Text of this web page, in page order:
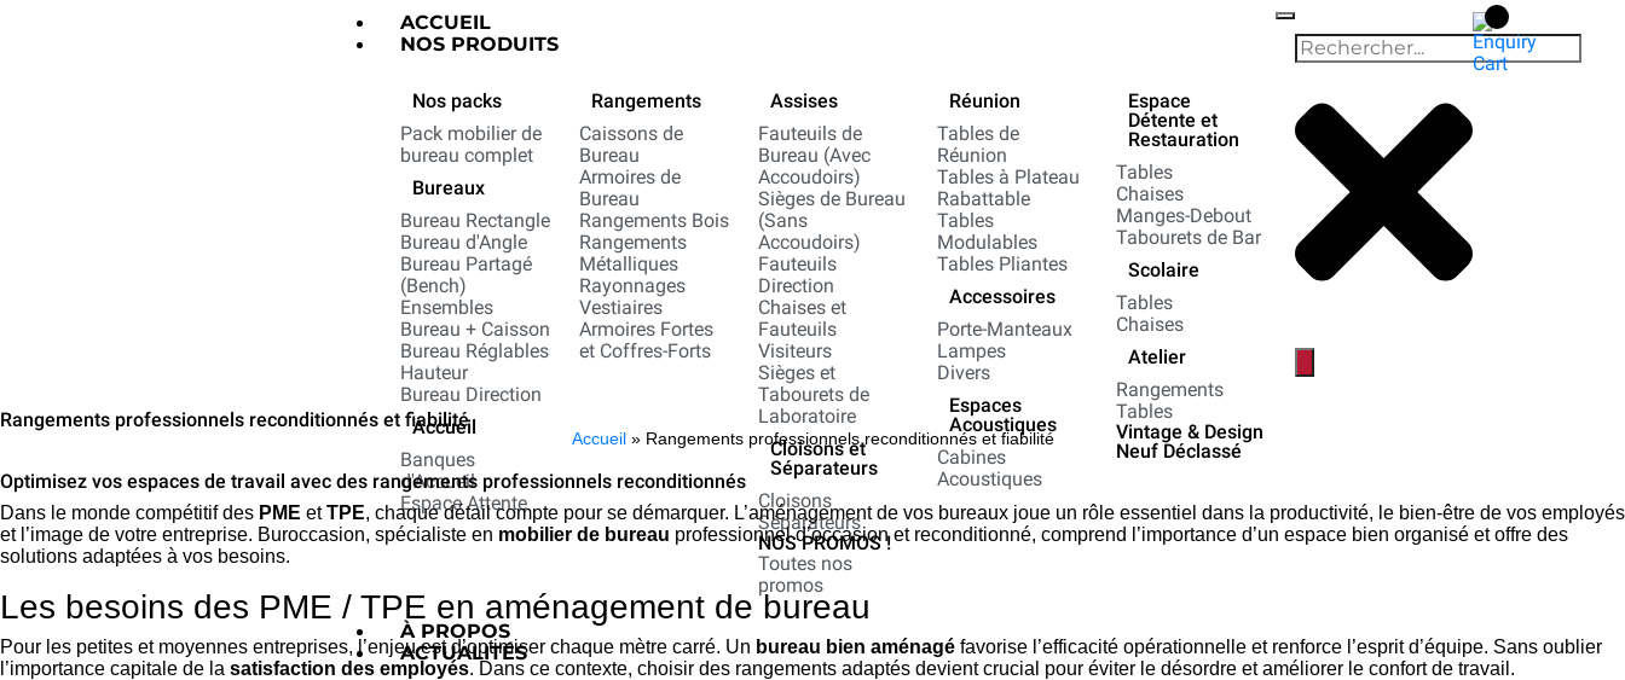
ACCUEIL
NOS PRODUITS
Nos packs
Pack mobilier de
bureau complet
Bureaux
Bureau Rectangle
Bureau d'Angle
Bureau Partagé
(Bench)
Ensembles
Bureau + Caisson
Bureau Réglables
Hauteur
Bureau Direction
Accueil
Banques
d'Accueil
Espace Attente
Rangements
Caissons de
Bureau
Armoires de
Bureau
Rangements Bois
Rangements
Métalliques
Rayonnages
Vestiaires
Armoires Fortes
et Coffres-Forts
Assises
Fauteuils de
Bureau (Avec
Accoudoirs)
Sièges de Bureau
(Sans
Accoudoirs)
Fauteuils
Direction
Chaises et
Fauteuils
Visiteurs
Sièges et
Tabourets de
Laboratoire
Cloisons et
Séparateurs
Cloisons
Séparateurs
NOS PROMOS !
Toutes nos
promos
Réunion
Tables de
Réunion
Tables à Plateau
Rabattable
Tables
Modulables
Tables Pliantes
Accessoires
Porte-Manteaux
Lampes
Divers
Espaces
Acoustiques
Cabines
Acoustiques
Espace
Détente et
Restauration
Tables
Chaises
Manges-Debout
Tabourets de Bar
Scolaire
Tables
Chaises
Atelier
Rangements
Tables
Vintage & Design
Neuf Déclassé
À PROPOS
ACTUALITÉS
Rangements professionnels reconditionnés et fiabilité
Accueil » Rangements professionnels reconditionnés et fiabilité
Optimisez vos espaces de travail avec des rangements professionnels reconditionnés
Dans le monde compétitif des PME etTPE, chaque détail compte pour se démarquer. L’aménagement de vos bureaux joue un rôle essentiel dans la productivité, le bien-être de vos employés
et l’image de votre entreprise. Buroccasion, spécialiste en mobilier de bureau professionnel d’occasion et reconditionné, comprend l’importance d’un espace bien organisé et offre des
solutions adaptées à vos besoins.
Les besoins des PME / TPE en aménagement de bureau
Pour les petites et moyennes entreprises, l’enjeu est d’optimiser chaque mètre carré. Un bureau bien aménagé favorise l’efficacité opérationnelle et renforce l’esprit d’équipe. Sans oublier
l’importance capitale de la satisfaction des employés. Dans ce contexte, choisir des rangements adaptés devient crucial pour éviter le désordre et améliorer le confort de travail.